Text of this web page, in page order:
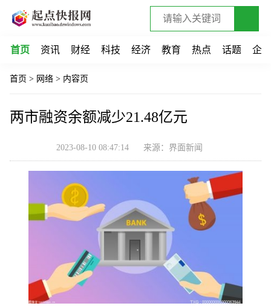
首页 资讯 财经 科技 经济 教育 热点 话题 企业
首页 > 网络 > 内容页
两市融资余额减少21.48亿元
2023-08-10 08:47:14 来源：界面新闻